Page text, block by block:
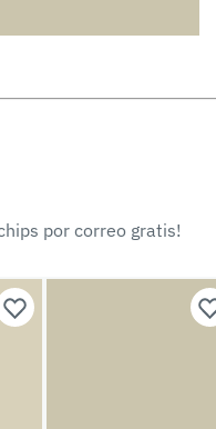
por correo gratis!